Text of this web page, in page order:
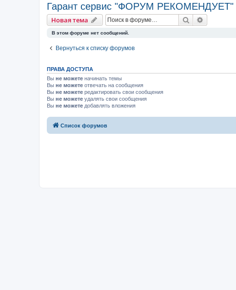
Гарант сервис "ФОРУМ РЕКОМЕНДУЕТ"
Новая тема Поиск
В этом форуме нет сообщений.
Вернуться к списку форумов
ПРАВА ДОСТУПА
Вы не можете начинать темы
Вы не можете отвечать на сообщения
Вы не можете редактировать свои сообщения
Вы не можете удалять свои сообщения
Вы не можете добавлять вложения
Список форумов